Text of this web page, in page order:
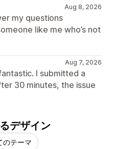
Aug 8, 2026
my questions
like me who’s not
Aug 7, 2026
I submitted a
30 minutes, the issue
デザイン
のテーマ